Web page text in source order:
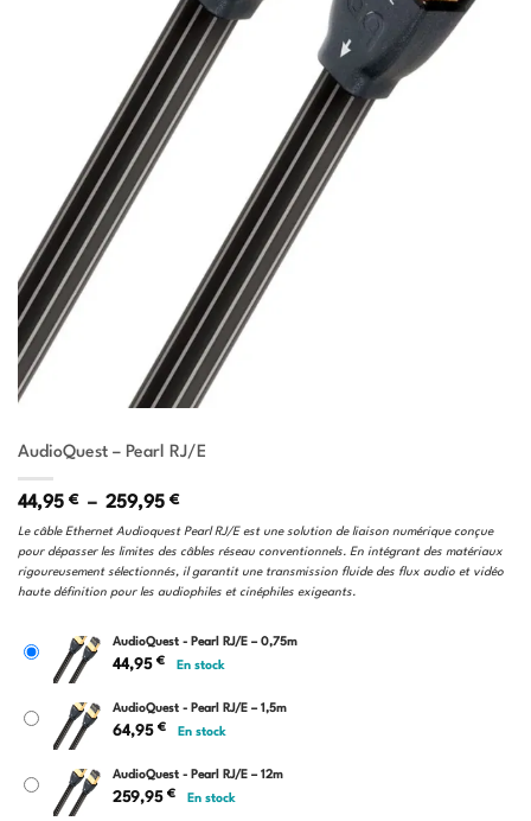
AudioQuest – Pearl RJ/E
44,95 € – 259,95 €Plage
prix :
44,95 €
à
259,95 €
Le câble Ethernet Audioquest Pearl RJ/E est une solution de liaison numérique conçue
pour dépasser les limites des câbles réseau conventionnels. En intégrant des matériaux
rigoureusement sélectionnés, il garantit une transmission fluide des flux audio et vidéo
haute définition pour les audiophiles et cinéphiles exigeants.
AudioQuest - Pearl RJ/E – 0,75m
44,95 € En stock
AudioQuest - Pearl RJ/E – 1,5m
64,95 € En stock
AudioQuest - Pearl RJ/E – 12m
259,95 € En stock